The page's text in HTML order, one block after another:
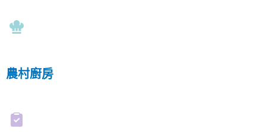
農村廚房